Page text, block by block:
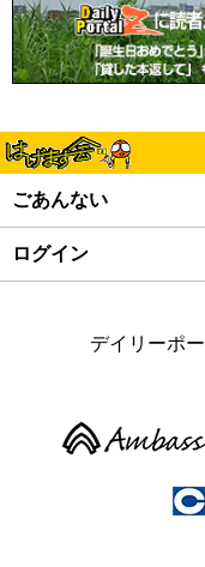
ごあんない
ログイン
デイリーポ